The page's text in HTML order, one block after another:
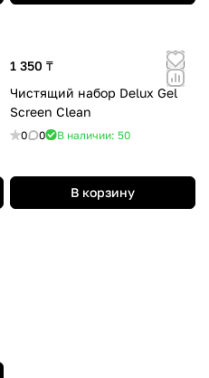
1 350 ₸
Чистящий набор Delux Gel
Screen Clean
0 0 В наличии: 50
В корзину